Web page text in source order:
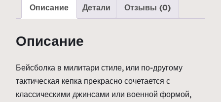
Описание Детали Отзывы (0)
Описание
Бейсболка в милитари стиле, или по-другому
тактическая кепка прекрасно сочетается с
классическими джинсами или военной формой,